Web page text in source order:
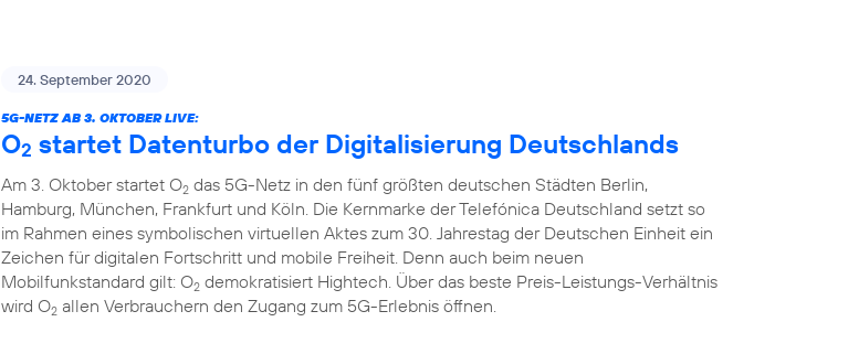
24. September 2020
5G-NETZ AB 3. OKTOBER LIVE:
O2 startet Datenturbo der Digitalisierung Deutschlands
Am 3. Oktober startet O2 das 5G-Netz in den fünf größten deutschen Städten Berlin,
Hamburg, München, Frankfurt und Köln. Die Kernmarke der Telefónica Deutschland setzt so
im Rahmen eines symbolischen virtuellen Aktes zum 30. Jahrestag der Deutschen Einheit ein
Zeichen für digitalen Fortschritt und mobile Freiheit. Denn auch beim neuen
Mobilfunkstandard gilt: O2 demokratisiert Hightech. Über das beste Preis-Leistungs-Verhältnis
wird O2 allen Verbrauchern den Zugang zum 5G-Erlebnis öffnen.